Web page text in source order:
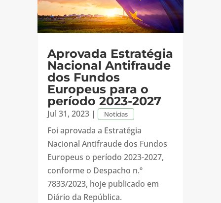
Aprovada Estratégia
Nacional Antifraude
dos Fundos
Europeus para o
período 2023-2027
Jul 31, 2023| Notícias
Foi aprovada a Estratégia
Nacional Antifraude dos Fundos
Europeus o período 2023-2027,
conforme o Despacho n.º
7833/2023, hoje publicado em
Diário da República.